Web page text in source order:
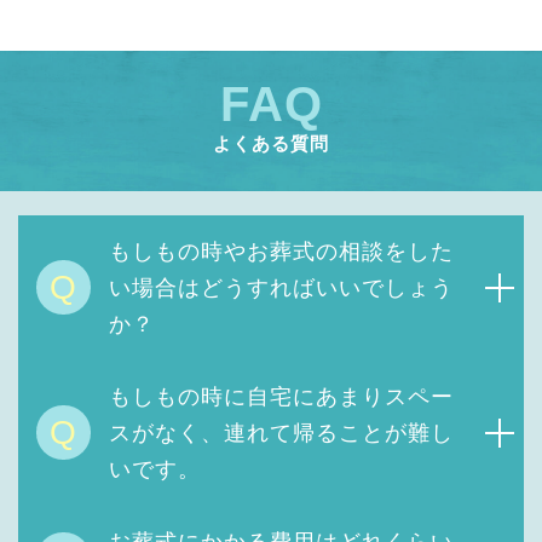
FAQ
よくある質問
Q
もしもの時やお葬式の相談をした
い場合はどうすればいいでしょう
か？
Q
もしもの時に自宅にあまりスペー
スがなく、連れて帰ることが難し
いです。